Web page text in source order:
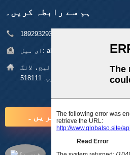
ہم سے رابطہ کریں۔
ای میل: alan@pftworld.com
انڈسٹریل پارک، پنگھو ولیج، لانگ
گانگ ڈسٹرکٹ، شینزین زپ: 518111
انکوائری کریں۔